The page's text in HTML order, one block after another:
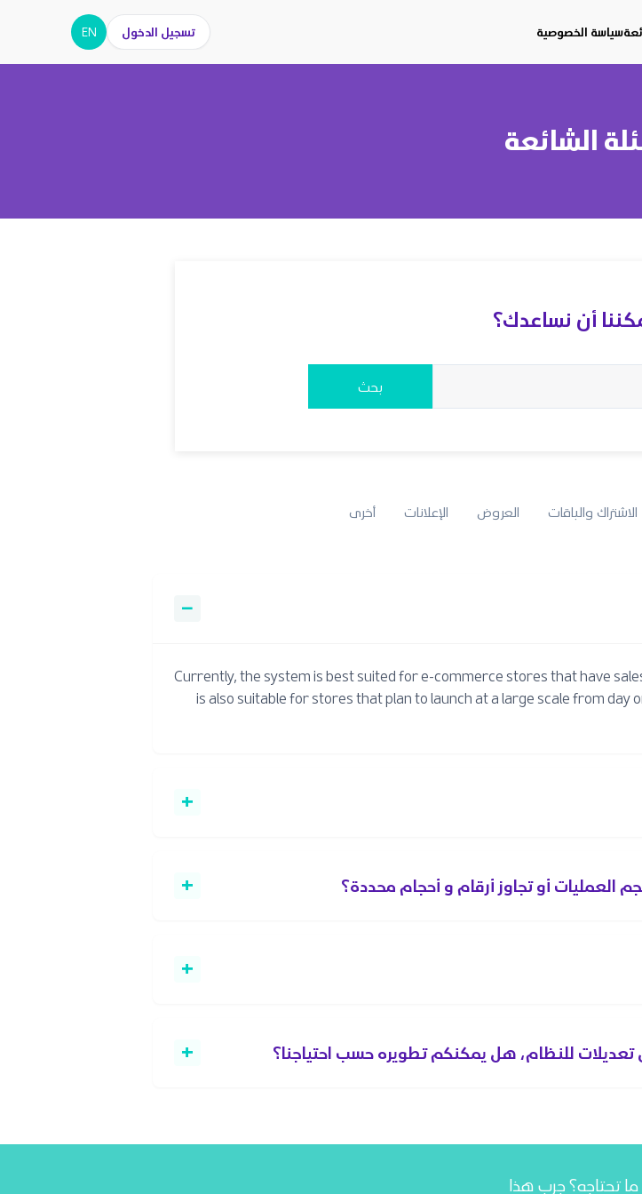
سياسة الخصوصية تسجيل الدخول EN
الشائعة
أن نساعدك؟
بحث
الاشتراك والباقات العروض الإعلانات أخرى
−
Currently, the system is best suited for e-commerce stores that have
is also suitable for stores that plan to launch at a large scale from day
+
أو تجاوز أرقام و أحجام محددة؟ +
+
تعديلات للنظام، هل يمكنكم تطويره حسب احتياجنا؟ +
تحتاجه؟ جرب هذا